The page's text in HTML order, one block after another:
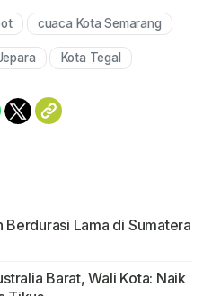
Mute
cuaca Kota Semarang
Kota Tegal
Berdurasi Lama di Sumatera
Barat, Wali Kota: Naik